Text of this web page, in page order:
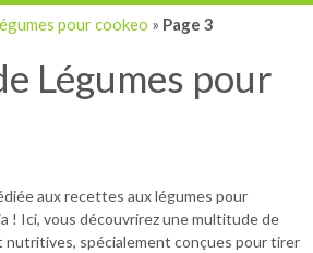
pour cookeo » Page 3
Légumes pour
aux recettes aux légumes pour
! Ici, vous découvrirez une multitude de
spécialement conçues pour tirer